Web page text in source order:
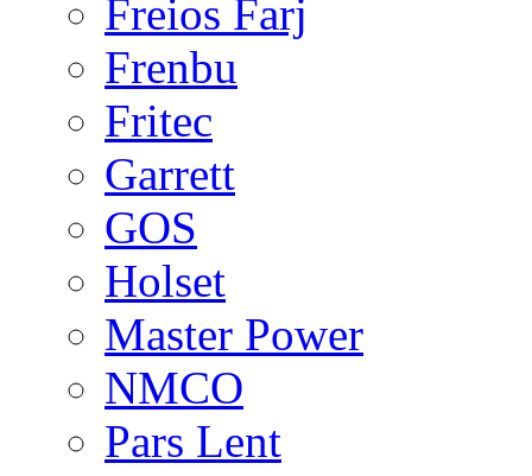
Freios Farj
Frenbu
Fritec
Garrett
GOS
Holset
Master Power
NMCO
Pars Lent